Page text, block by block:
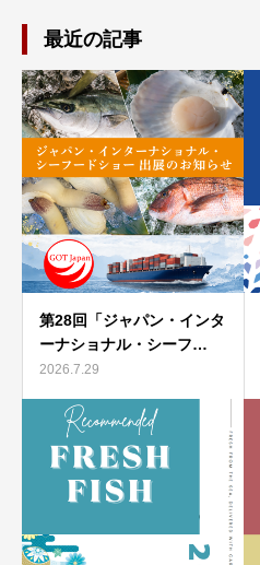
最近の記事
第28回「ジャパン・インタ
ーナショナル・シーフ…
2026.7.29